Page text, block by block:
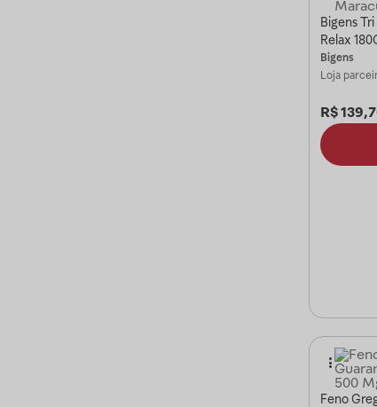
Bigens
Relax
Bigens
Loja
R$
Feno